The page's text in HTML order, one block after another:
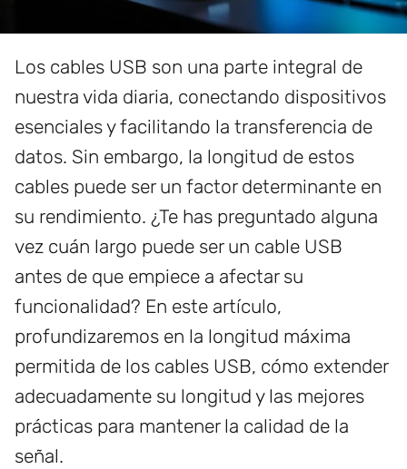
Los cables USB son una parte integral de
nuestra vida diaria, conectando dispositivos
esenciales y facilitando la transferencia de
datos. Sin embargo, la longitud de estos
cables puede ser un factor determinante en
su rendimiento. ¿Te has preguntado alguna
vez cuán largo puede ser un cable USB
antes de que empiece a afectar su
funcionalidad? En este artículo,
profundizaremos en la longitud máxima
permitida de los cables USB, cómo extender
adecuadamente su longitud y las mejores
prácticas para mantener la calidad de la
señal.